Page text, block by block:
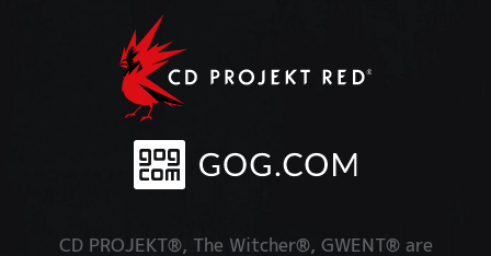
CD PROJEKT®, The Witcher®, GWENT® are